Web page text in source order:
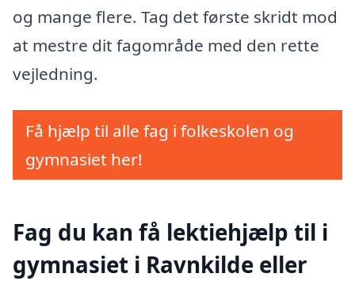
og mange flere. Tag det første skridt mod
at mestre dit fagområde med den rette
vejledning.
Få hjælp til alle fag i folkeskolen og
gymnasiet her!
Fag du kan få lektiehjælp til i
gymnasiet i Ravnkilde eller